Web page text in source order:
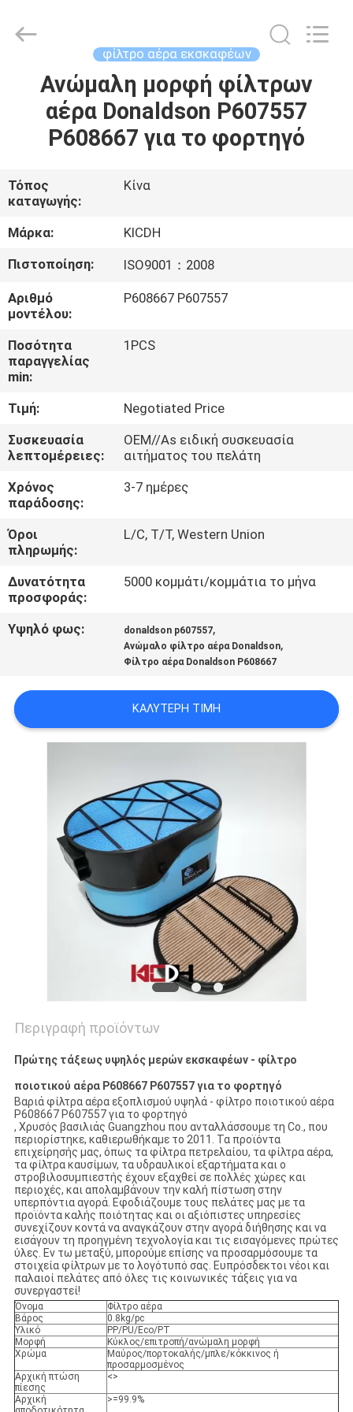
ΣΠΊΤΙ
ΠΡΟΪΌΝΤΑ
ΠΕΡΊΠΟΥ
ΕΜΕΊΣ
ΓΎΡΟΣ
ΕΡΓΟΣΤΑΣΊΩΝ
ΠΟΙΟΤΙΚΌΣ
ΈΛΕΓΧΟΣ
SITEMAP
PRIVACY
POLICY
Management
Services
φίλτρο αέρα εκσκαφέων
Ανώμαλη μορφή φίλτρων
αέρα Donaldson P607557
P608667 για το φορτηγό
Τόπος
καταγωγής:
Κίνα
Μάρκα:
KICDH
Πιστοποίηση:
ISO9001：2008
Αριθμό
μοντέλου:
P608667 P607557
Ποσότητα
παραγγελίας
min:
1PCS
Τιμή:
Negotiated Price
Συσκευασία
λεπτομέρειες:
OEM//As ειδική συσκευασία
αιτήματος του πελάτη
Χρόνος
παράδοσης:
3-7 ημέρες
Όροι
πληρωμής:
L/C, T/T, Western Union
Δυνατότητα
προσφοράς:
5000 κομμάτι/κομμάτια το μήνα
Υψηλό φως: donaldson p607557,
Ανώμαλο φίλτρο αέρα Donaldson,
Φίλτρο αέρα Donaldson P608667
ΚΑΛΎΤΕΡΗ ΤΙΜΉ
Περιγραφή προϊόντων
Πρώτης τάξεως υψηλός μερών εκσκαφέων - φίλτρο
ποιοτικού αέρα P608667 P607557 για το φορτηγό
Βαριά φίλτρα αέρα εξοπλισμού υψηλά - φίλτρο ποιοτικού αέρα
P608667 P607557 για το φορτηγό
, Χρυσός βασιλιάς Guangzhou που ανταλλάσσουμε τη Co., που
περιορίστηκε, καθιερωθήκαμε το 2011. Τα προϊόντα
επιχείρησής μας, όπως τα φίλτρα πετρελαίου, τα φίλτρα αέρα,
τα φίλτρα καυσίμων, τα υδραυλικοί εξαρτήματα και ο
στροβιλοσυμπιεστής έχουν εξαχθεί σε πολλές χώρες και
περιοχές, και απολαμβάνουν την καλή πίστωση στην
υπερπόντια αγορά. Εφοδιάζουμε τους πελάτες μας με τα
προϊόντα καλής ποιότητας και οι αξιόπιστες υπηρεσίες
συνεχίζουν κοντά να αναγκάζουν στην αγορά διήθησης και να
εισάγουν τη προηγμένη τεχνολογία και τις εισαγόμενες πρώτες
ύλες. Εν τω μεταξύ, μπορούμε επίσης να προσαρμόσουμε τα
στοιχεία φίλτρων με το λογότυπό σας. Ευπρόσδεκτοι νέοι και
παλαιοί πελάτες από όλες τις κοινωνικές τάξεις για να
συνεργαστεί!
Όνομα
Φίλτρο αέρα
Βάρος
0.8kg/pc
Υλικό
PP/PU/Eco/PT
Μορφή
Κύκλος/επιτροπή/ανώμαλη μορφή
Χρώμα
Μαύρος/πορτοκαλής/μπλε/κόκκινος ή
προσαρμοσμένος
Αρχική πτώση
πίεσης
<>
Αρχική
>=99.9%